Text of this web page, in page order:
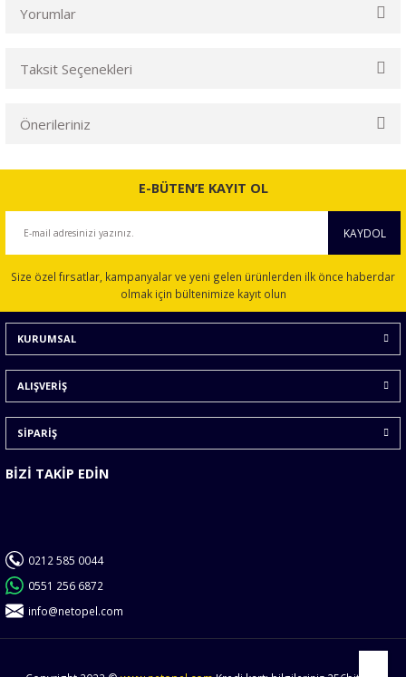
Yorumlar
Taksit Seçenekleri
Önerileriniz
Bu ürünün fiyat bilgisi, resim, ürün açıklamalarında ve diğer
konularda yetersiz gördüğünüz noktaları öneri formunu
Ürün açıklamasında eksik bilgiler bulunuyor.
Ürün bilgilerinde hatalar bulunuyor.
Ürün fiyatı diğer sitelerden daha pahalı.
Bu ürüne benzer farklı alternatifler olmalı.
E-BÜTEN’E KAYIT OL
KAYDOL
Size özel fırsatlar, kampanyalar ve yeni gelen ürünlerden ilk önce haberdar
olmak için bültenimize kayıt olun
KURUMSAL
ALIŞVERİŞ
SİPARİŞ
BİZİ TAKİP EDİN
0212 585 0044
0551 256 6872
info@netopel.com